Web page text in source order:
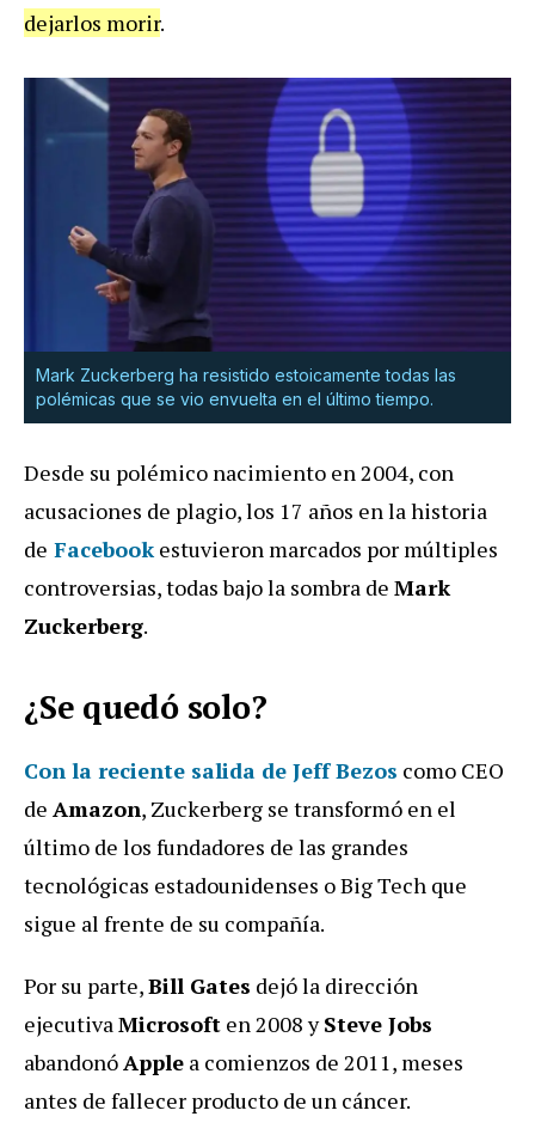
dejarlos morir.
Mark Zuckerberg ha resistido estoicamente todas las
polémicas que se vio envuelta en el último tiempo.
Desde su polémico nacimiento en 2004, con
acusaciones de plagio, los 17 años en la historia
de Facebookestuvieron marcados por múltiples
controversias, todas bajo la sombra de Mark
Zuckerberg.
¿Se quedó solo?
Con la reciente salida de Jeff Bezos como CEO
de Amazon, Zuckerberg se transformó en el
último de los fundadores de las grandes
tecnológicas estadounidenses o Big Tech que
sigue al frente de su compañía.
Por su parte,Bill Gates dejó la dirección
ejecutivaMicrosoft en 2008 ySteve Jobs
abandonóApple a comienzos de 2011, meses
antes de fallecer producto de un cáncer.